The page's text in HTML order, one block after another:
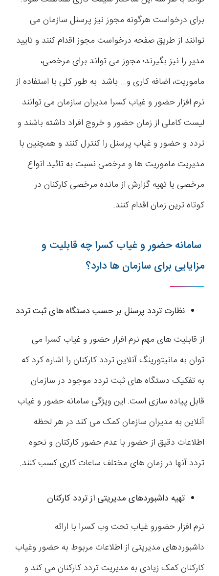
برای درخواست هرگونه مجوز نیز پرسنل سازمان می
توانند از طریق صفحه درخواست مجوز اقدام کنند و تایید
مدیر را نیز بگیرند؛ مجوز می تواند برای مرخصی،
ماموریت، اضافه کاری و… باشد. به طور کلی با استفاده از
نرم افزار حضور و غیاب کسرا مدیران سازمان می توانند
لیست کاملی از زمان حضور و خروج افراد داشته باشند و
تردد و حضور و غیاب پرسنل را کنترل کنند و همچنین با
مدیریت ماموریت ها و مرخصی نسبت به تائید انواع
مرخصی یا تهیه گزارش از مانده مرخصی کارکنان در
کوتاه ترین زمان اقدام کنند.
سامانه حضور و غیاب کسرا چه قابلیت و
مزایایی برای سازمان ها دارد؟
نظارت تردد پرسنل بر حسب دستگاه های ثبت تردد
از قابلیت های مهم نرم افزار حضور و غیاب کسرا می
توان به مانیتورینگ آنلاین تردد کارکنان را اشاره کرد که
به تفکیک دستگاه های ثبت تردد موجود در سازمان
قابل پیاده سازی است. این ویژگی سامانه حضور و غیاب
آنلاین به مدیران سازمان کمک می کند در هر لحظه
اطلاعات دقیق از حضور با عدم حضور کارکنان و نحوه
تردد آنها در زمان های مختلف ساعات کاری کسب کنند.
تهیه داشبوردهای مدیریتی از تردد کارکنان
نرم افزار حضورو غیاب تحت وب کسرا با ارائه
داشبوردهای مدیریتی از اطلاعات مربوط به حضور وغیاب
کارکنان کمک زیادی به مدیریت تردد کارکنان می کند و